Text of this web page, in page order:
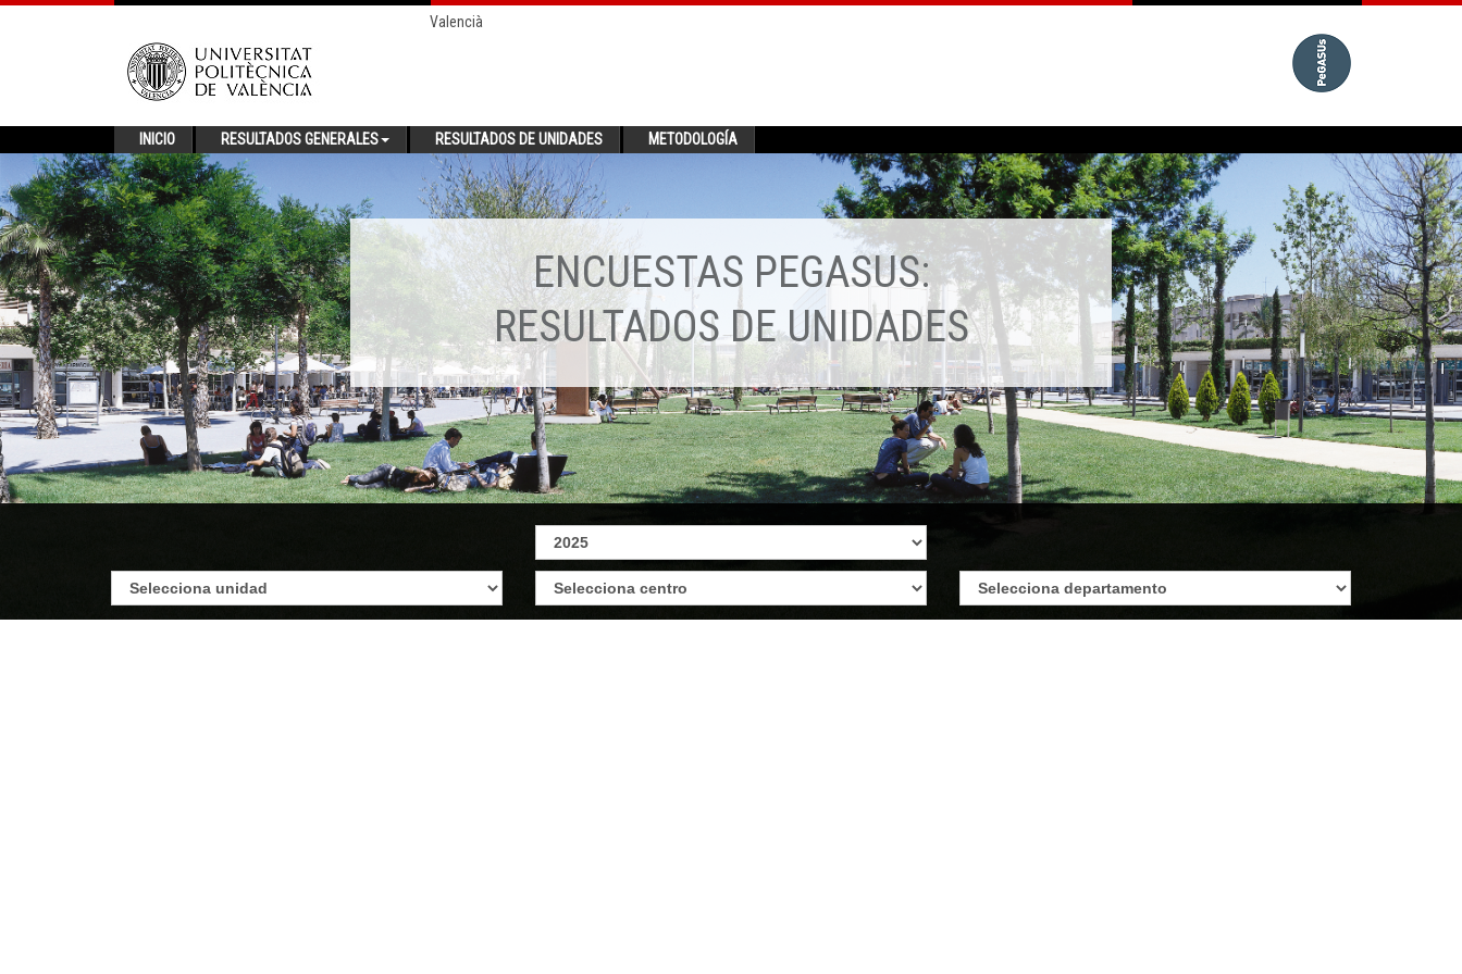
Valencià
INICIO RESULTADOS GENERALES RESULTADOS DE UNIDADES METODOLOGÍA
ENCUESTAS PEGASUS:
RESULTADOS DE UNIDADES